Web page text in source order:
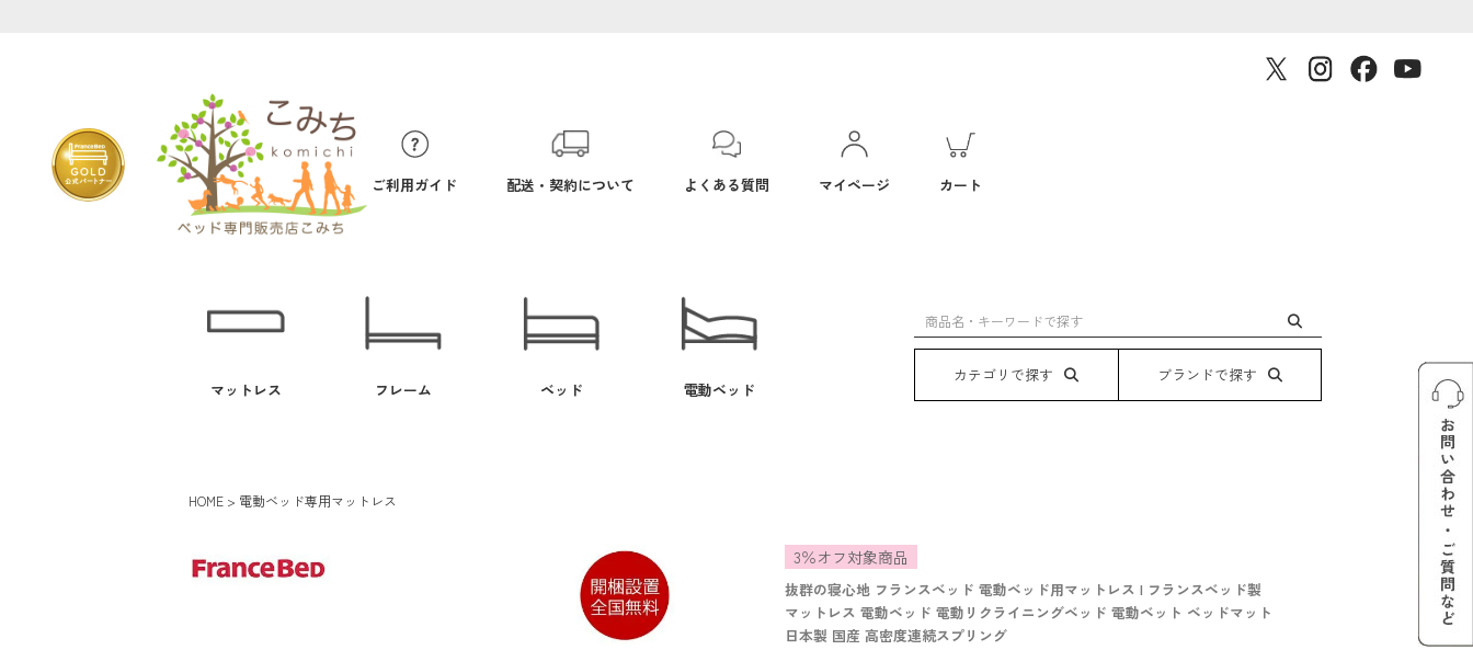
ご利用ガイド 配送・契約について よくある質問 マイページ カート
マットレス フレーム ベッド 電動ベッド
カテゴリで探す ブランドで探す
HOME 電動ベッド専用マットレス
3％オフ対象商品
抜群の寝心地 フランスベッド 電動ベッド用マットレス | フランスベッド製
マットレス 電動ベッド 電動リクライニングベッド 電動ベット ベッドマット
日本製 国産 高密度連続スプリング